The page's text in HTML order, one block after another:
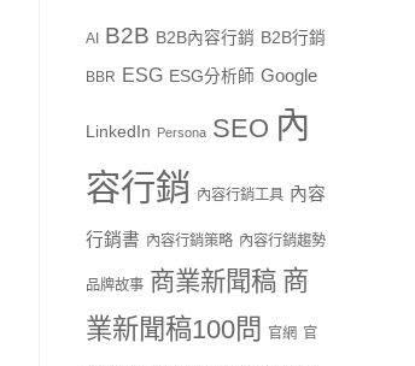
AI B2B B2B內容行銷 B2B行銷
BBR ESG ESG分析師 Google
LinkedIn Persona SEO 內
容行銷 內容行銷工具 內容
行銷書 內容行銷策略 內容行銷趨勢
品牌故事 商業新聞稿 商
業新聞稿100問
官網 官